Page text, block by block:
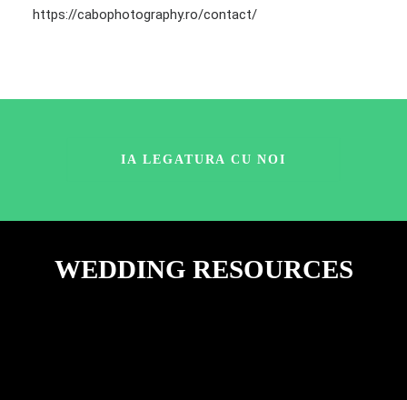
https://cabophotography.ro/contact/
IA LEGATURA CU NOI
WEDDING RESOURCES